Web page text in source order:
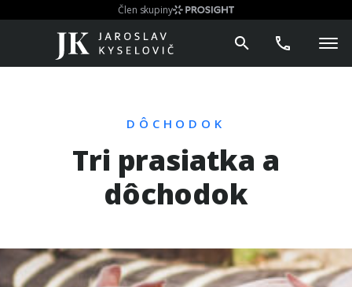
Člen skupiny
DÔCHODOK
Tri prasiatka a
dôchodok